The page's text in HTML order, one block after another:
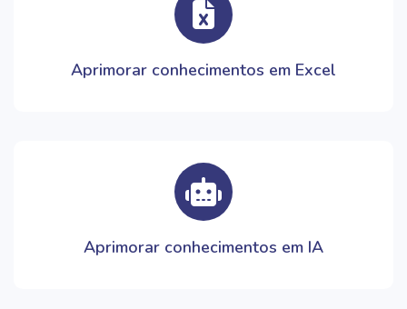
Aprimorar conhecimentos em Excel
Aprimorar conhecimentos em IA